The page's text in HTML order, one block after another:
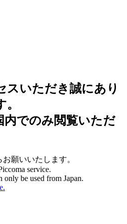
スいただき誠にあり
内でのみ閲覧いただ
お願いいたします。
service.
only be used from Japan.